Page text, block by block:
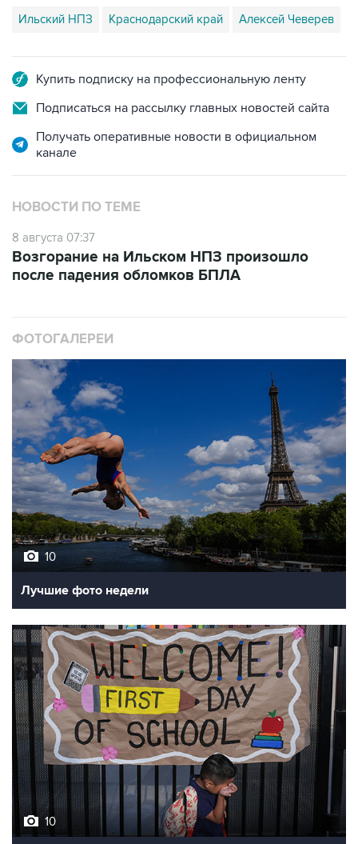
Ильский НПЗ Краснодарский край Алексей Чеверев
Купить подписку на профессиональную ленту
Подписаться на рассылку главных новостей сайта
Получать оперативные новости в официальном
канале
НОВОСТИ ПО ТЕМЕ
8 августа 07:37
Возгорание на Ильском НПЗ произошло
после падения обломков БПЛА
ФОТОГАЛЕРЕИ
10
Лучшие фото недели
10